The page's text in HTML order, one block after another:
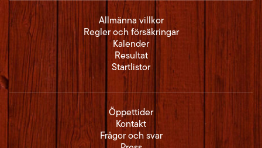
Allmänna villkor
Regler och försäkringar
Kalender
Resultat
Startlistor
Öppettider
Kontakt
Frågor och svar